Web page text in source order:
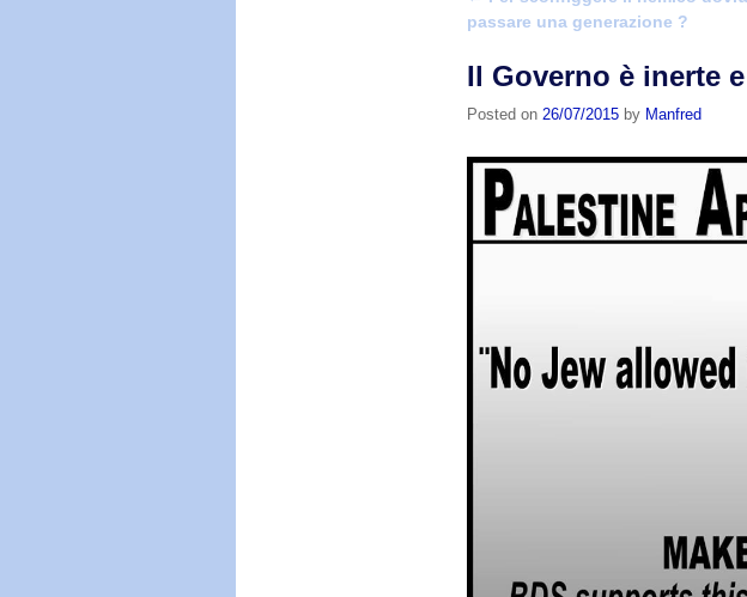
passare una generazione ?
Il Governo è inerte
Posted on 26/07/2015 by Manfred